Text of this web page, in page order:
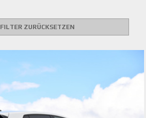
FILTER ZURÜCKSETZEN